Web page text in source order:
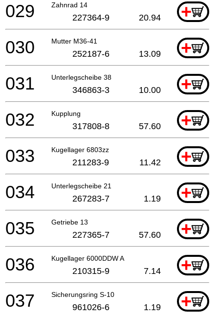
Zahnrad 14 +
029 227364-9 20.94
Mutter M36-41 +
030 252187-6 13.09
Unterlegscheibe 38 +
031 346863-3 10.00
Kupplung +
032 317808-8 57.60
Kugellager 6803zz +
033 211283-9 11.42
Unterlegscheibe 21 +
034 267283-7 1.19
Getriebe 13 +
035 227365-7 57.60
Kugellager 6000DDW A +
036 210315-9 7.14
Sicherungsring S-10 +
037 961026-6 1.19